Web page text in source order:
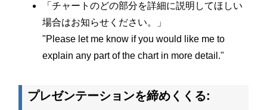
「チャートのどの部分を詳細に説明してほしい
場合はお知らせください。」
"Please let me know if you would like me to
explain any part of the chart in more detail."
プレゼンテーションを締めくくる: